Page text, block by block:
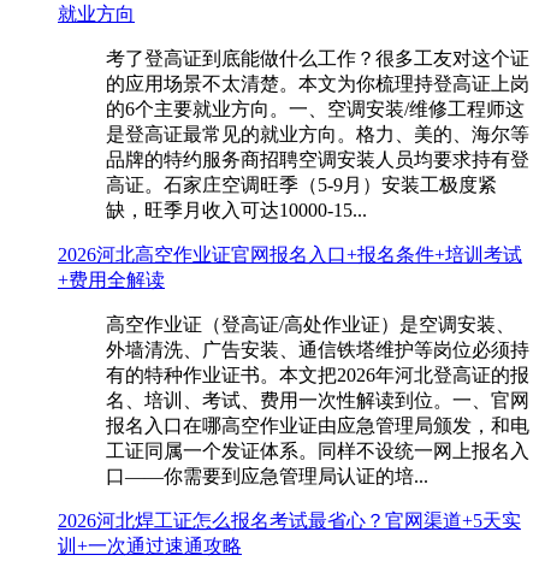
就业方向
考了登高证到底能做什么工作？很多工友对这个证
的应用场景不太清楚。本文为你梳理持登高证上岗
的6个主要就业方向。一、空调安装/维修工程师这
是登高证最常见的就业方向。格力、美的、海尔等
品牌的特约服务商招聘空调安装人员均要求持有登
高证。石家庄空调旺季（5-9月）安装工极度紧
缺，旺季月收入可达10000-15...
2026河北高空作业证官网报名入口+报名条件+培训考试
+费用全解读
高空作业证（登高证/高处作业证）是空调安装、
外墙清洗、广告安装、通信铁塔维护等岗位必须持
有的特种作业证书。本文把2026年河北登高证的报
名、培训、考试、费用一次性解读到位。一、官网
报名入口在哪高空作业证由应急管理局颁发，和电
工证同属一个发证体系。同样不设统一网上报名入
口——你需要到应急管理局认证的培...
2026河北焊工证怎么报名考试最省心？官网渠道+5天实
训+一次通过速通攻略